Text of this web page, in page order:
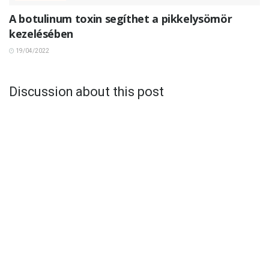
A botulinum toxin segíthet a pikkelysömör
kezelésében
19/04/2022
Discussion about this post